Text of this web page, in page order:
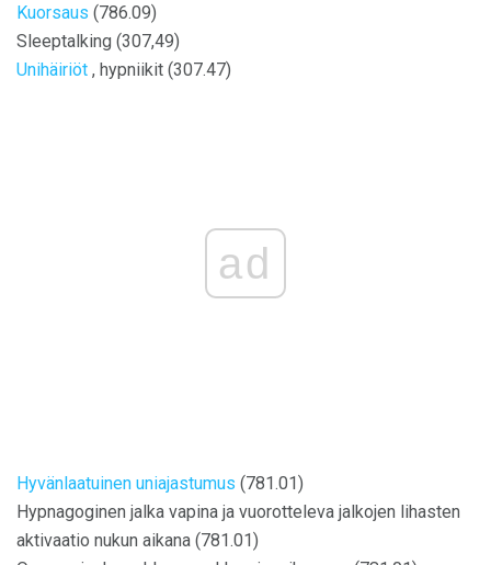
Kuorsaus (786.09)
Sleeptalking (307,49)
Unihäiriöt , hypniikit (307.47)
ad
Hyvänlaatuinen uniajastumus (781.01)
Hypnagoginen jalka vapina ja vuorotteleva jalkojen lihasten
aktivaatio nukun aikana (781.01)